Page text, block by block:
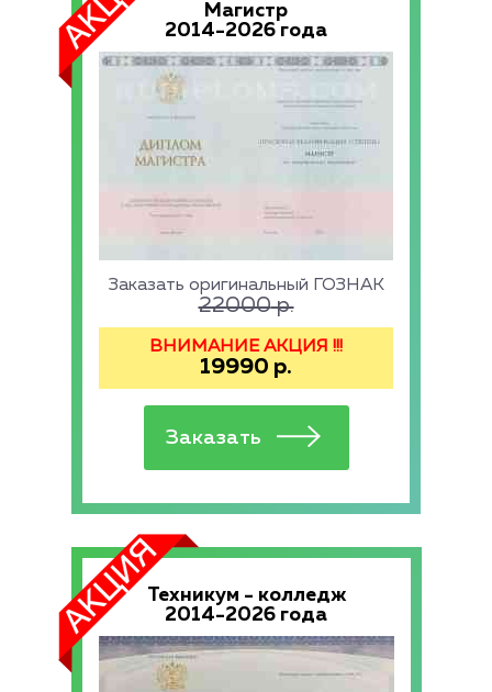
Магистр
2014-2026 года
Заказать оригинальный ГОЗНАК
22000р.
ВНИМАНИЕ АКЦИЯ !!!
19990 р.
Техникум - колледж
2014-2026 года